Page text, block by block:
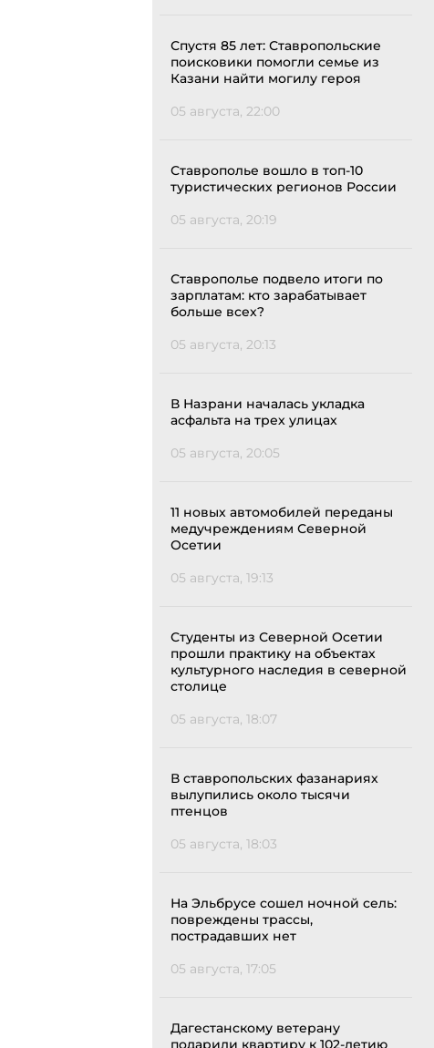
Спустя 85 лет: Ставропольские
поисковики помогли семье из
Казани найти могилу героя
05 августа, 22:00
Ставрополье вошло в топ-10
туристических регионов России
05 августа, 20:19
Ставрополье подвело итоги по
зарплатам: кто зарабатывает
больше всех?
05 августа, 20:13
В Назрани началась укладка
асфальта на трех улицах
05 августа, 20:05
11 новых автомобилей переданы
медучреждениям Северной
Осетии
05 августа, 19:13
Студенты из Северной Осетии
прошли практику на объектах
культурного наследия в северной
столице
05 августа, 18:07
В ставропольских фазанариях
вылупились около тысячи
птенцов
05 августа, 18:03
На Эльбрусе сошел ночной сель:
повреждены трассы,
пострадавших нет
05 августа, 17:05
Дагестанскому ветерану